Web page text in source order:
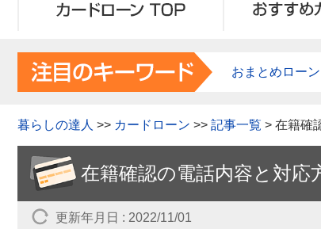
暮らしの達人 >> カードローン >> 記事一覧 > 在籍確
在籍確認の電話内容と対応
更新年月日 : 2022/11/01
おまとめローン